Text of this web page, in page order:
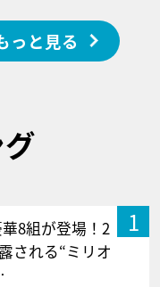
っと見る
1
華8組が登場！2
される“ミリオ